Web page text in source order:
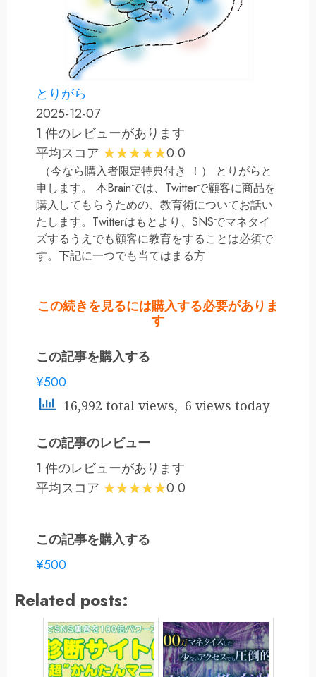
とりがら
2025-12-07
1 件のレビューがあります
平均スコア
0.0
（今なら購入者限定特典付き ！） とりがらと
申します。 本Brainでは、Twitterで顧客に商品を
購入してもらうための、教育術についてお話い
たします。Twitterはもとより、SNSでマネタイ
ズするうえでも顧客に教育をすることは必須で
す。下記に一つでも当てはまる方
この続きを見るには購入する必要がありま
す
この記事を購入する
¥500
16,992 total views, 6 views today
この記事のレビュー
1 件のレビューがあります
平均スコア
0.0
この記事を購入する
¥500
Related posts: